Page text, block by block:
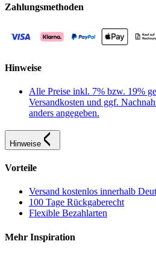
Zahlungsmethoden
Hinweise
Alle Preise inkl. 7% bzw. 19%
Versandkosten und ggf.
anders angegeben.
Hinweise
Vorteile
Versand kostenlos innerhalb
100 Tage Rückgaberecht
Flexible Bezahlarten
Mehr Inspiration